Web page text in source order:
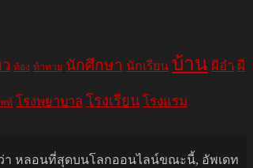
ท้อง ท้าทาย นักศึกษา นักเรียน บ้าน ผีอำ ผี
ท์ โรงพยาบาล โรงเรียน โรงแรม
ว่า หลอนที่สุดบนโลกออนไลน์ขณะนี้, อัพเดท